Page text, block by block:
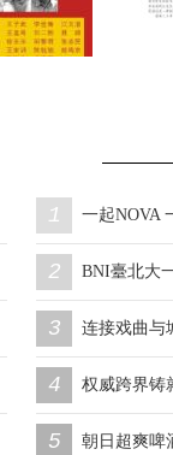
1 一起NOVA
喜迎梦幻新
置 齐贺新岁
2 BNI臺北大
清酒首登台
3 连接戏曲与
举办“光影
4 权威跨界铸
时代传声”
5 朝日超爽啤